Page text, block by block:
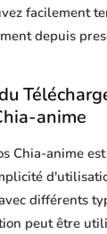
facilement
depuis
anime
Chia-anime
différents
peut être